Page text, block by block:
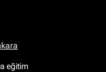
eğitim